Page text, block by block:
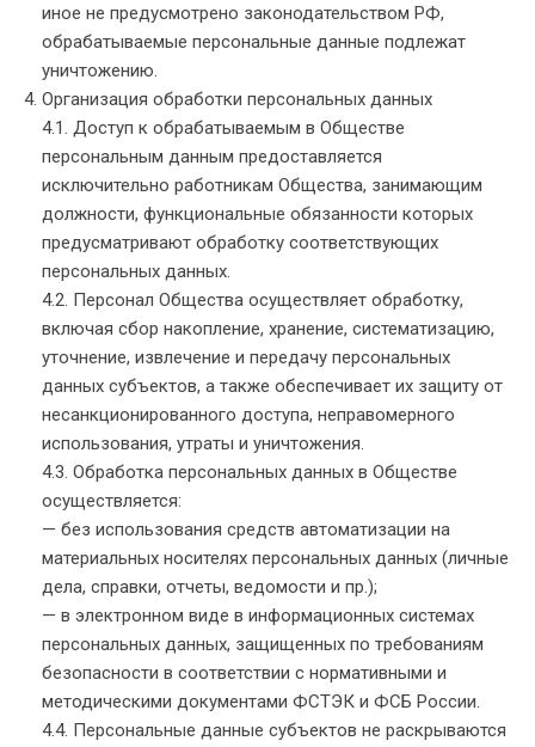
иное не предусмотрено законодательством РФ,
обрабатываемые персональные данные подлежат
уничтожению.
Организация обработки персональных данных
4.1. Доступ к обрабатываемым в Обществе
персональным данным предоставляется
исключительно работникам Общества, занимающим
должности, функциональные обязанности которых
предусматривают обработку соответствующих
персональных данных.
4.2. Персонал Общества осуществляет обработку,
включая сбор накопление, хранение, систематизацию,
уточнение, извлечение и передачу персональных
данных субъектов, а также обеспечивает их защиту от
несанкционированного доступа, неправомерного
использования, утраты и уничтожения.
4.3. Обработка персональных данных в Обществе
осуществляется:
— без использования средств автоматизации на
материальных носителях персональных данных (личные
дела, справки, отчеты, ведомости и пр.);
— в электронном виде в информационных системах
персональных данных, защищенных по требованиям
безопасности в соответствии с нормативными и
методическими документами ФСТЭК и ФСБ России.
4.4. Персональные данные субъектов не раскрываются